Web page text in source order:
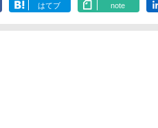
はてブ note